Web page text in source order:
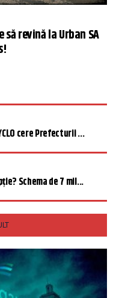
revină la Urban SA
cere Prefecturii ...
Schema de 7 mil...